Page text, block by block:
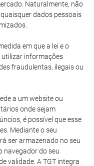
Naturalmente, não
dados pessoais
em que a lei e o
utilizar informações
fraudulentas, ilegais ou
a um website ou
onde sejam
é possível que esse
Mediante o seu
ser armazenado no seu
navegador do seu
validade. A TGT integra